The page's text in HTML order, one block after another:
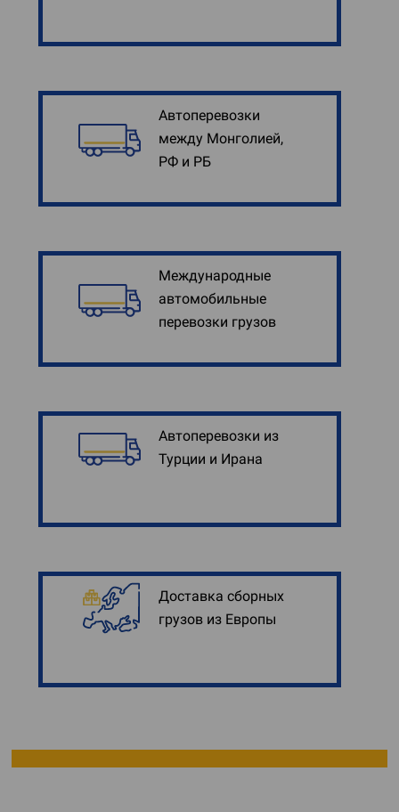
Автоперевозки
между Монголией,
РФ и РБ
Международные
автомобильные
перевозки грузов
Автоперевозки из
Турции и Ирана
Доставка сборных
грузов из Европы